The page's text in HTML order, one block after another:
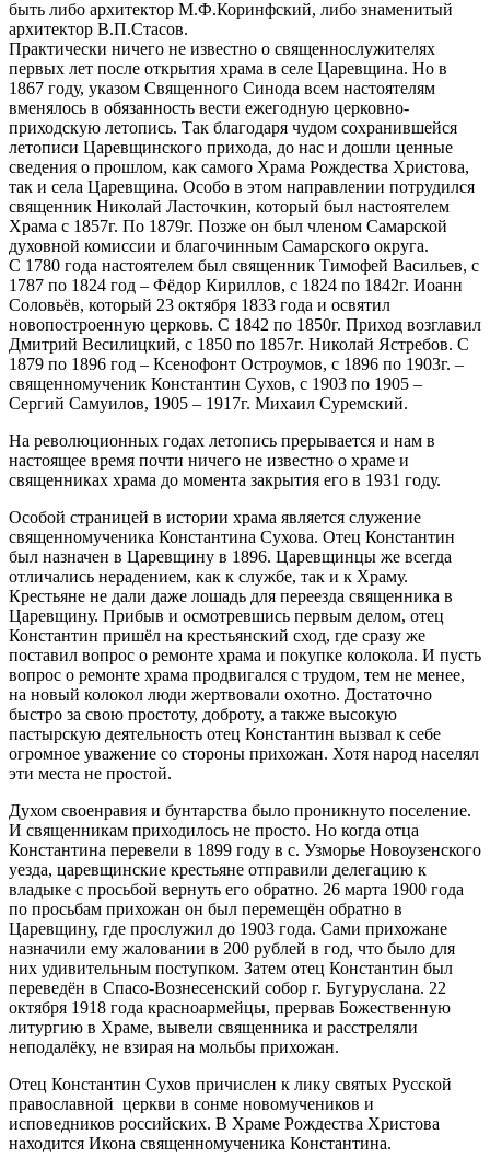
быть либо архитектор М.Ф.Коринфский, либо знаменитый
архитектор В.П.Стасов.
Практически ничего не известно о священнослужителях
первых лет после открытия храма в селе Царевщина. Но в
1867 году, указом Священного Синода всем настоятелям
вменялось в обязанность вести ежегодную церковно-
приходскую летопись. Так благодаря чудом сохранившейся
летописи Царевщинского прихода, до нас и дошли ценные
сведения о прошлом, как самого Храма Рождества Христова,
так и села Царевщина. Особо в этом направлении потрудился
священник Николай Ласточкин, который был настоятелем
Храма с 1857г. По 1879г. Позже он был членом Самарской
духовной комиссии и благочинным Самарского округа.
С 1780 года настоятелем был священник Тимофей Васильев, с
1787 по 1824 год – Фёдор Кириллов, с 1824 по 1842г. Иоанн
Соловьёв, который 23 октября 1833 года и освятил
новопостроенную церковь. С 1842 по 1850г. Приход возглавил
Дмитрий Весилицкий, с 1850 по 1857г. Николай Ястребов. С
1879 по 1896 год – Ксенофонт Остроумов, с 1896 по 1903г. –
священномученик Константин Сухов, с 1903 по 1905 –
Сергий Самуилов, 1905 – 1917г. Михаил Суремский.
На революционных годах летопись прерывается и нам в
настоящее время почти ничего не известно о храме и
священниках храма до момента закрытия его в 1931 году.
Особой страницей в истории храма является служение
священномученика Константина Сухова. Отец Константин
был назначен в Царевщину в 1896. Царевщинцы же всегда
отличались нерадением, как к службе, так и к Храму.
Крестьяне не дали даже лошадь для переезда священника в
Царевщину. Прибыв и осмотревшись первым делом, отец
Константин пришёл на крестьянский сход, где сразу же
поставил вопрос о ремонте храма и покупке колокола. И пусть
вопрос о ремонте храма продвигался с трудом, тем не менее,
на новый колокол люди жертвовали охотно. Достаточно
быстро за свою простоту, доброту, а также высокую
пастырскую деятельность отец Константин вызвал к себе
огромное уважение со стороны прихожан. Хотя народ населял
эти места не простой.
Духом своенравия и бунтарства было проникнуто поселение.
И священникам приходилось не просто. Но когда отца
Константина перевели в 1899 году в с. Узморье Новоузенского
уезда, царевщинские крестьяне отправили делегацию к
владыке с просьбой вернуть его обратно. 26 марта 1900 года
по просьбам прихожан он был перемещён обратно в
Царевщину, где прослужил до 1903 года. Сами прихожане
назначили ему жаловании в 200 рублей в год, что было для
них удивительным поступком. Затем отец Константин был
переведён в Спасо-Вознесенский собор г. Бугуруслана. 22
октября 1918 года красноармейцы, прервав Божественную
литургию в Храме, вывели священника и расстреляли
неподалёку, не взирая на мольбы прихожан.
Отец Константин Сухов причислен к лику святых Русской
православной церкви в сонме новомучеников и
исповедников российских. В Храме Рождества Христова
находится Икона священномученика Константина.